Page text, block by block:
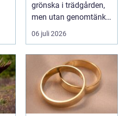
grönska i trädgården,
men utan genomtänkt
beskärning blir de...
06 juli 2026